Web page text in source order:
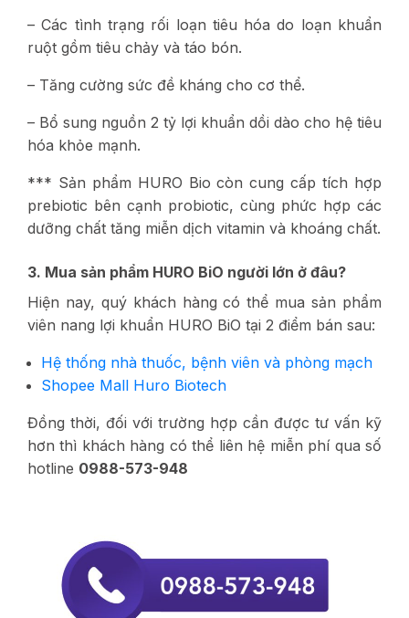
– Các tình trạng rối loạn tiêu hóa do loạn khuẩn
ruột gồm tiêu chảy và táo bón.
– Tăng cường sức đề kháng cho cơ thể.
– Bổ sung nguồn 2 tỷ lợi khuẩn dồi dào cho hệ tiêu
hóa khỏe mạnh.
*** Sản phẩm HURO Bio còn cung cấp tích hợp
prebiotic bên cạnh probiotic, cùng phức hợp các
dưỡng chất tăng miễn dịch vitamin và khoáng chất.
3. Mua sản phẩm HURO BiO người lớn ở đâu?
Hiện nay, quý khách hàng có thể mua sản phẩm
viên nang lợi khuẩn HURO BiO tại 2 điểm bán sau:
Hệ thống nhà thuốc, bệnh viên và phòng mạch
Shopee Mall Huro Biotech
Đồng thời, đối với trường hợp cần được tư vấn kỹ
hơn thì khách hàng có thể liên hệ miễn phí qua số
hotline 0988-573-948